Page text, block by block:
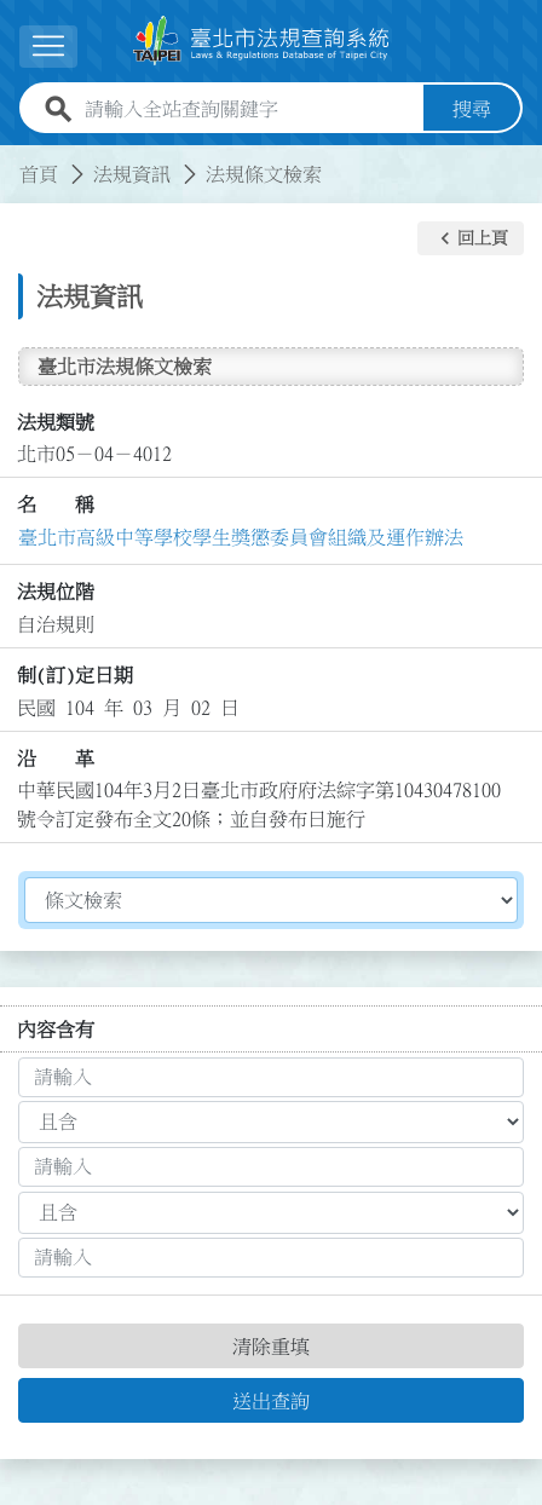
展開選單
全站查詢關鍵字欄位 搜尋
首頁 法規資訊 法規條文檢索
法規資訊
keyboard_arrow_left 回上頁
臺北市法規條文檢索
法規類號
北市05－04－4012
名 稱
臺北市高級中等學校學生獎懲委員會組織及運作辦法
法規位階
自治規則
制(訂)定日期
民國 104 年 03 月 02 日
沿 革
中華民國104年3月2日臺北市政府府法綜字第10430478100
號令訂定發布全文20條；並自發布日施行
切換選擇法規資訊內容
內容含有
送出查詢
清除重填